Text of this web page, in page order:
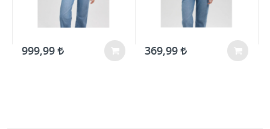
999,99 369,99